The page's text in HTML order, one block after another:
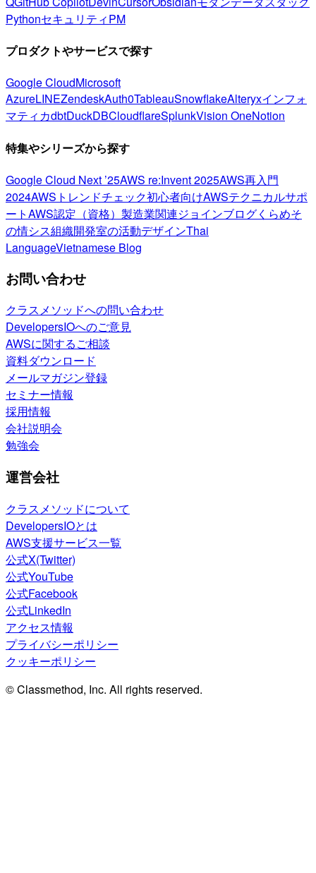
PythonセキュリティPM
プロダクトやサービスで探す
Google CloudMicrosoft
AzureLINEZendeskAuth0TableauSnowflakeAlteryxインフォ
マティカdbtDuckDBCloudflareSplunkVision OneNotion
特集やシリーズから探す
Google Cloud Next ’25AWS re:Invent 2025AWS再入門
2024AWSトレンドチェック初心者向けAWSテクニカルサポ
ートAWS認定（資格） 製造業関連ジョインブログくらめそ
の情シス組織開発室の活動デザインThai
LanguageVietnamese Blog
お問い合わせ
クラスメソッドへの問い合わせ
DevelopersIOへのご意見
AWSに関するご相談
資料ダウンロード
メールマガジン登録
セミナー情報
採用情報
会社説明会
勉強会
運営会社
クラスメソッドについて
DevelopersIOとは
AWS支援サービス一覧
公式X(Twitter)
公式YouTube
公式Facebook
公式LinkedIn
アクセス情報
プライバシーポリシー
クッキーポリシー
© Classmethod, Inc. All rights reserved.